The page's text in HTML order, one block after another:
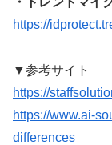
https://
▼参考サイト
https://
https://www.ai-
differences